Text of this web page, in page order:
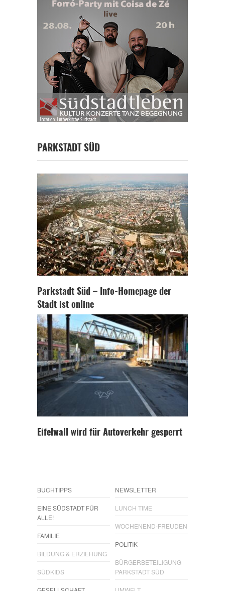
PARKSTADT SÜD
Parkstadt Süd – Info-Homepage der
Stadt ist online
Eifelwall wird für Autoverkehr gesperrt
BUCHTIPPS
EINE SÜDSTADT FÜR
ALLE!
FAMILIE
BILDUNG & ERZIEHUNG
SÜDKIDS
NEWSLETTER
LUNCH TIME
WOCHENEND-FREUDEN
POLITIK
BÜRGERBETEILIGUNG
PARKSTADT SÜD